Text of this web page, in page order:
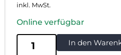
inkl. MwSt.
Online verfügbar
In den